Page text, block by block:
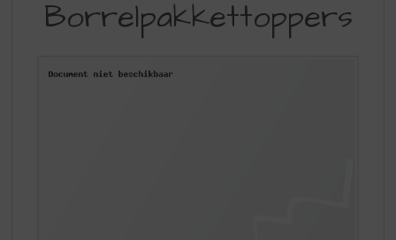
Borrelpakkettoppers